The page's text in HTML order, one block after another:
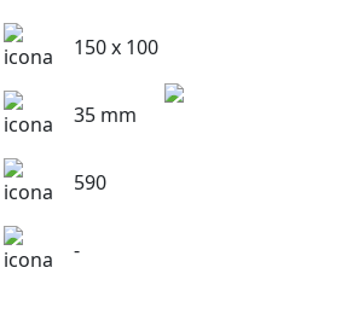
150 x 100
35 mm
590
-